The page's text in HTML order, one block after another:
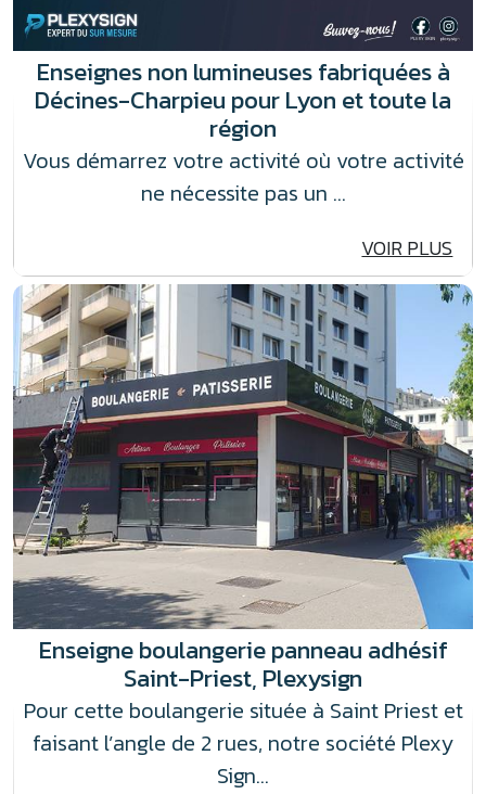
Enseignes non lumineuses fabriquées à
Décines-Charpieu pour Lyon et toute la
région
Vous démarrez votre activité où votre activité
ne nécessite pas un …
VOIR PLUS
Enseigne boulangerie panneau adhésif
Saint-Priest, Plexysign
Pour cette boulangerie située à Saint Priest et
faisant l’angle de 2 rues, notre société Plexy
Sign…